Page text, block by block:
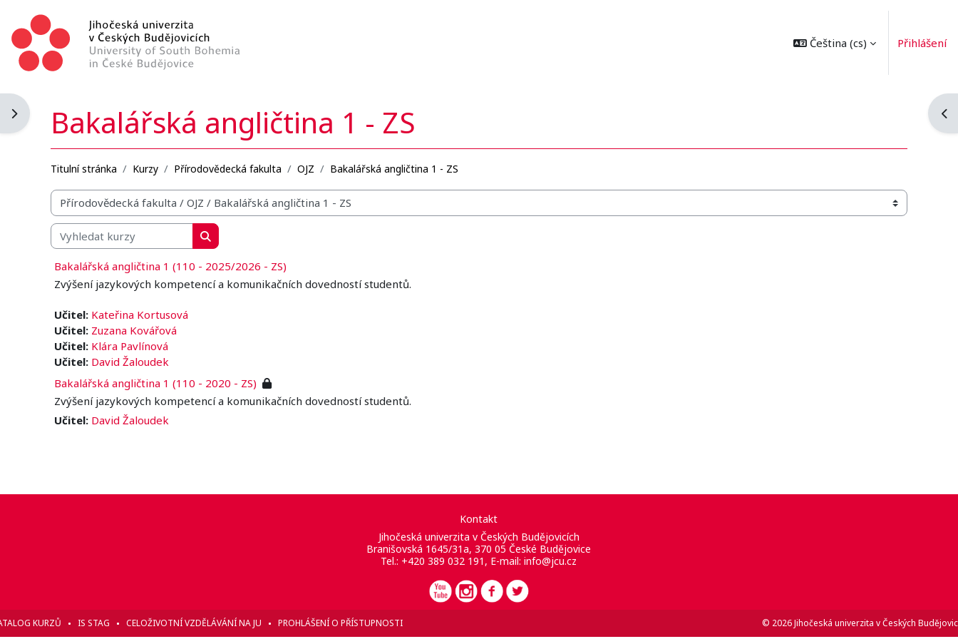
Čeština ‎(cs)‎ Přihlášení
Otevřít panel bloku
Bakalářská angličtina 1 - ZS
Titulní stránka Kurzy Přírodovědecká fakulta OJZ Bakalářská angličtina 1 - ZS
Organizační struktura kurzů
Vyhledat kurzy
Vyhledat kurzy
Bakalářská angličtina 1 (110 - 2025/2026 - ZS)
Zvýšení jazykových kompetencí a komunikačních dovedností studentů.
Učitel: Kateřina Kortusová
Učitel: Zuzana Kovářová
Učitel: Klára Pavlínová
Učitel: David Žaloudek
Bakalářská angličtina 1 (110 - 2020 - ZS)
Zvýšení jazykových kompetencí a komunikačních dovedností studentů.
Učitel: David Žaloudek
Kontakt
Jihočeská univerzita v Českých Budějovicích
Branišovská 1645/31a, 370 05 České Budějovice
Tel.: +420 389 032 191, E-mail: info@jcu.cz
KURZŮ IS STAG CELOŽIVOTNÍ VZDĚLÁVÁNÍ NA JU PROHLÁŠENÍ O PŘÍSTUPNOSTI © 2026 Jihočeská univerzita v Českých